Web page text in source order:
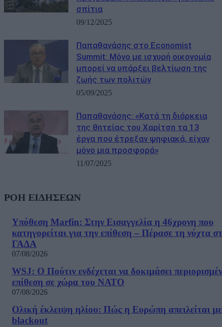
σπίτια
09/12/2025
Παπαθανάσης στο Economist
Summit: Μόνο με ισχυρή οικονομία
μπορεί να υπάρξει βελτίωση της
ζωής των πολιτών
05/09/2025
Παπαθανάσης: «Κατά τη διάρκεια
της θητείας του Χαρίτση τα 13
έργα που έτρεξαν ψηφιακά, είχαν
μόνο μια προσφορά»
11/07/2025
ΡΟΗ ΕΙΔΗΣΕΩΝ
Υπόθεση Marfin: Στην Εισαγγελία η 46χρονη που
κατηγορείται για την επίθεση – Πέρασε τη νύχτα
ΓΑΔΑ
07/08/2026
WSJ: Ο Πούτιν ενδέχεται να δοκιμάσει
επίθεση σε χώρα του ΝΑΤΟ
07/08/2026
Ολική έκλειψη ηλίου: Πώς η Ευρώπη απειλείται με
blackout